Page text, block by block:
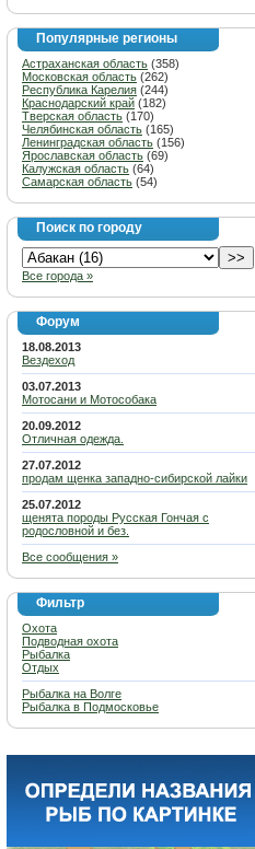
Популярные регионы
Астраханская область (358)
Московская область (262)
Республика Карелия (244)
Краснодарский край (182)
Тверская область (170)
Челябинская область (165)
Ленинградская область (156)
Ярославская область (69)
Калужская область (64)
Самарская область (54)
Поиск по городу
Все города »
Форум
18.08.2013
Вездеход
03.07.2013
Мотосани и Мотособака
20.09.2012
Отличная одежда.
27.07.2012
продам щенка западно-сибирской лайки
25.07.2012
щенята породы Русская Гончая с
родословной и без.
Все сообщения »
Фильтр
Охота
Подводная охота
Рыбалка
Отдых
Рыбалка на Волге
Рыбалка в Подмосковье